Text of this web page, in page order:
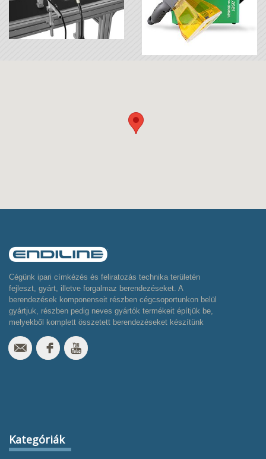
Cégünk ipari címkézés és feliratozás technika területén
fejleszt, gyárt, illetve forgalmaz berendezéseket. A
berendezések komponenseit részben cégcsoportunkon belül
gyártjuk, részben pedig neves gyártók termékeit építjük be,
melyekből komplett összetett berendezéseket készítünk
Kategóriák